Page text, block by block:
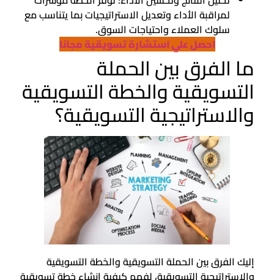
لمراقبة الأداء وتعديل الاستراتيجيات بما يتناسب مع
سلوك العملاء واحتياجات السوق.
احصل علي استشارة تسويقية مجانا
ما الفرق بين الحملة
التسويقية والخطة التسويقية
والاستراتيجية التسويقية؟
إليك الفرق بين الحملة التسويقية والخطة التسويقية